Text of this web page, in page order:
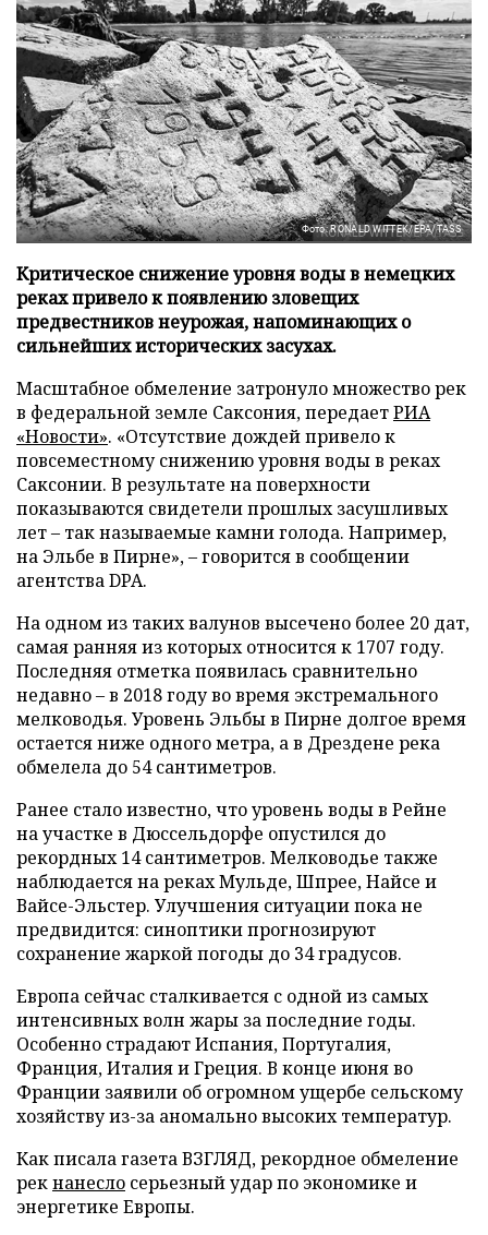
Фото: RONALD WITTEK/EPA/TASS
Критическое снижение уровня воды в немецких
реках привело к появлению зловещих
предвестников неурожая, напоминающих о
сильнейших исторических засухах.
Масштабное обмеление затронуло множество рек
в федеральной земле Саксония, передаетРИА
«Новости». «Отсутствие дождей привело к
повсеместному снижению уровня воды в реках
Саксонии. В результате на поверхности
показываются свидетели прошлых засушливых
лет – так называемые камни голода. Например,
на Эльбе в Пирне», – говорится в сообщении
агентства DPA.
На одном из таких валунов высечено более 20 дат,
самая ранняя из которых относится к 1707 году.
Последняя отметка появилась сравнительно
недавно – в 2018 году во время экстремального
мелководья. Уровень Эльбы в Пирне долгое время
остается ниже одного метра, а в Дрездене река
обмелела до 54 сантиметров.
Ранее стало известно, что уровень воды в Рейне
на участке в Дюссельдорфе опустился до
рекордных 14 сантиметров. Мелководье также
наблюдается на реках Мульде, Шпрее, Найсе и
Вайсе-Эльстер. Улучшения ситуации пока не
предвидится: синоптики прогнозируют
сохранение жаркой погоды до 34 градусов.
Европа сейчас сталкивается с одной из самых
интенсивных волн жары за последние годы.
Особенно страдают Испания, Португалия,
Франция, Италия и Греция. В конце июня во
Франции заявили об огромном ущербе сельскому
хозяйству из-за аномально высоких температур.
Как писала газета ВЗГЛЯД, рекордное обмеление
рекнанесло серьезный удар по экономике и
энергетике Европы.